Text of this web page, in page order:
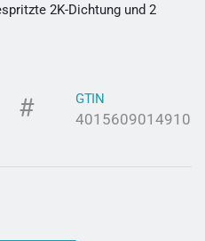
2K-Dichtung und 2
GTIN
4015609014910